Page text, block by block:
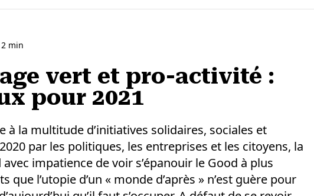
min
vert et pro-activité :
pour 2021
à la multitude d’initiatives solidaires, sociales et
par les politiques, les entreprises et les citoyens, la
impatience de voir s’épanouir le Good à plus
que l’utopie d’un « monde d’après » n’est guère pour